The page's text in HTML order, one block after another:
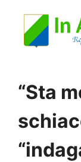
“Sta